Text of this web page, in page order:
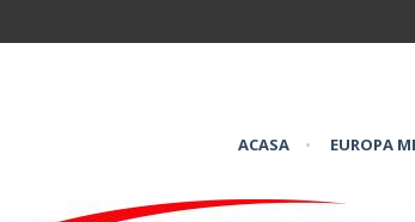
ACASA • EUROPA